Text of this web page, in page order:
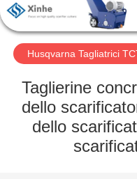
SU
DI
NOI
VISITA
ALLA
FABBRICA
Husqvarna Tagliatrici
Taglierine
dello
dello